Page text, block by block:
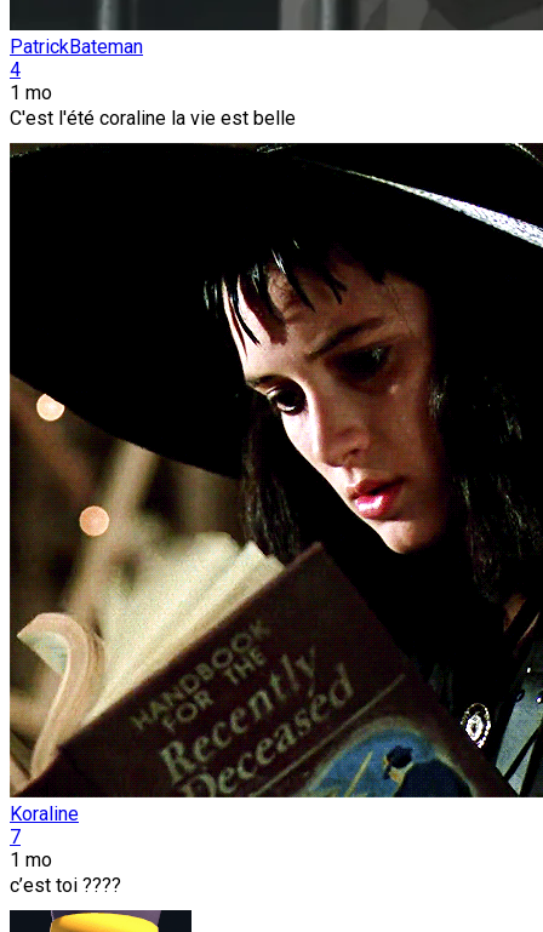
PatrickBateman
4
1 mo
C'est l'été coraline la vie est belle
Koraline
7
1 mo
c’est toi ????